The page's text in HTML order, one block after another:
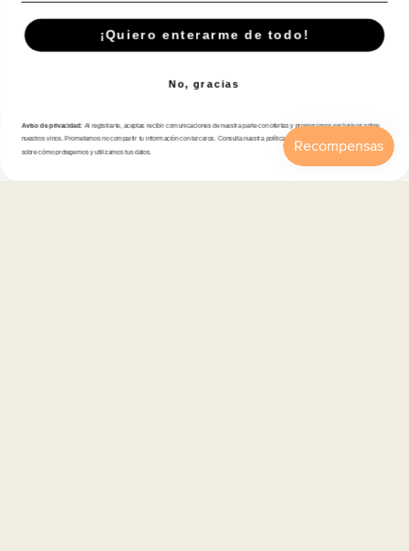
© 2026,En Copa de Balón -
Disfruta con responsabilidad · No se vende alcohol a menores de 18 años ·
pago
Cuenta Carrito
¡Quiero enterarme de todo!
No, gracias
Aviso de privacidad: Al registrarte, aceptas recibir comunicaciones de nuestra parte con ofertas y promociones exclusivas sobre
nuestros vinos. Prometemos no compartir tu información con terceros. Consulta nuestra política de privacidad para más detalles
sobre cómo protegemos y utilizamos tus datos.